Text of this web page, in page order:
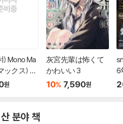
) Mono Ma
ックス) 20
號
원
灰宮先輩は怖くて
かわいい 3
10% 7,590원
6
분야 책